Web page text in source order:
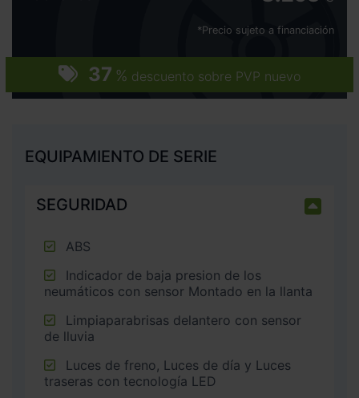
37 % descuento sobre PVP nuevo
*Precio sujeto a financiación
EQUIPAMIENTO DE SERIE
SEGURIDAD
ABS
neumáticos con sensor Montado en la llanta
de lluvia
traseras con tecnología LED